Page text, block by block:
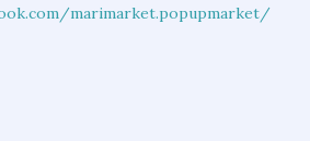
marimarket.popupmarket/